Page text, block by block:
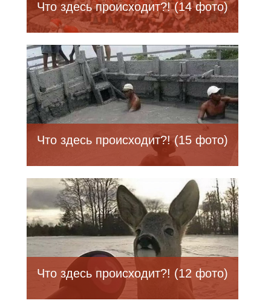
Что здесь происходит?! (14 фото)
Что здесь происходит?! (15 фото)
Что здесь происходит?! (12 фото)